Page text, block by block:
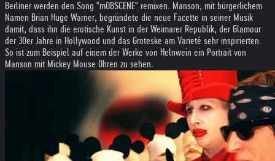
Berliner werden den Song "mOBSCENE" remixen. Manson, mit bürgerlichem
Namen Brian Huge Warner, begründete die neue Facette in seiner Musik
damit, dass ihn die erotische Kunst in der Weimarer Republik, der Glamour
der 30er Jahre in Hollywood und das Groteske am Varieté sehr inspirierten.
So ist zum Beispiel auf einem der Werke von Helnwein ein Portrait von
Manson mit Mickey Mouse Ohren zu sehen.